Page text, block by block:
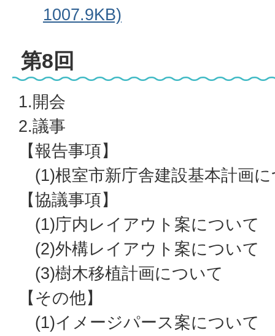
1007.9KB)
第8回
1.開会
2.議事
【報告事項】
(1)根室市新庁舎建設基本計画
【協議事項】
(1)庁内レイアウト案について
(2)外構レイアウト案について
(3)樹木移植計画について
【その他】
(1)イメージパース案について